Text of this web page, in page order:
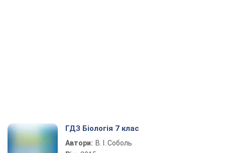
ГДЗ Біологія 7 клас
Автори: В. І. Соболь